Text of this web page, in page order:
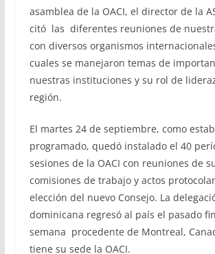
asamblea de la OACI, el director de la
citó las diferentes reuniones de
con diversos organismos
cuales se manejaron temas de
nuestras instituciones y su rol de
región.
El martes 24 de septiembre, como
programado, quedó instalado el 40
sesiones de la OACI con reuniones de
comisiones de trabajo y actos
elección del nuevo Consejo. La
dominicana regresó al país el pasado
semana procedente de Montreal,
tiene su sede la OACI.